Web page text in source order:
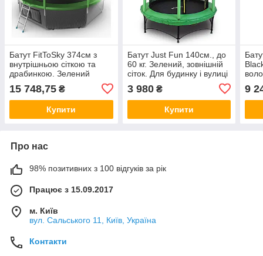
Батут FitToSky 374см з
внутрішньою сіткою та
драбинкою. Зелений
15 748,75 ₴
Купити
Батут Just Fun 140см., до
60 кг. Зелений, зовнішній
сіток. Для будинку і вулиці
3 980₴
Купити
9
Про нас
98% позитивних з 100 відгуків за рік
Працює з 15.09.2017
м. Київ
вул. Сальського 11, Київ, Україна
Контакти